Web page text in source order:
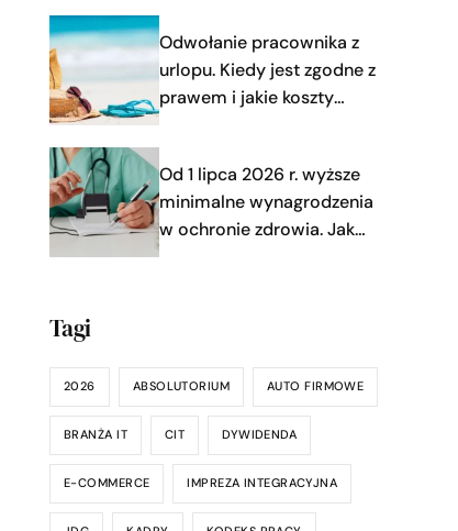
Odwołanie pracownika z
urlopu. Kiedy jest zgodne z
prawem i jakie koszty
Od 1 lipca 2026 r. wyższe
minimalne wynagrodzenia
w ochronie zdrowia. Jak
Tagi
2026 ABSOLUTORIUM AUTO FIRMOWE
BRANŻA IT CIT DYWIDENDA
E-COMMERCE IMPREZA INTEGRACYJNA